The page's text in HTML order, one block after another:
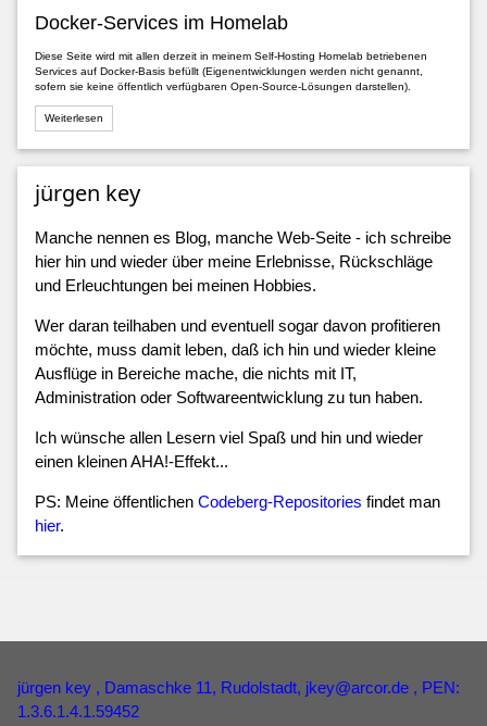
Docker-Services im Homelab
Diese Seite wird mit allen derzeit in meinem Self-Hosting Homelab betriebenen
Services auf Docker-Basis befüllt (Eigenentwicklungen werden nicht genannt,
sofern sie keine öffentlich verfügbaren Open-Source-Lösungen darstellen).
Weiterlesen
jürgen key
Manche nennen es Blog, manche Web-Seite - ich schreibe
hier hin und wieder über meine Erlebnisse, Rückschläge
und Erleuchtungen bei meinen Hobbies.
Wer daran teilhaben und eventuell sogar davon profitieren
möchte, muss damit leben, daß ich hin und wieder kleine
Ausflüge in Bereiche mache, die nichts mit IT,
Administration oder Softwareentwicklung zu tun haben.
Ich wünsche allen Lesern viel Spaß und hin und wieder
einen kleinen AHA!-Effekt...
PS: Meine öffentlichen Codeberg-Repositories findet man
hier.
jürgen key , Damaschke 11, Rudolstadt, jkey@arcor.de , PEN:
1.3.6.1.4.1.59452